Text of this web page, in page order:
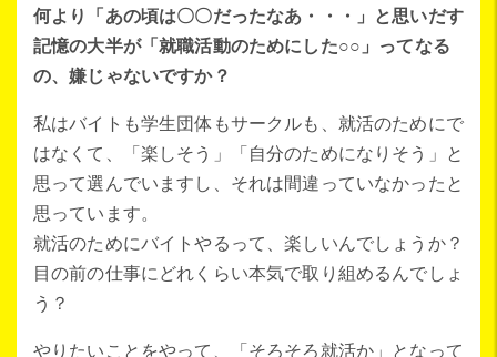
何より「あの頃は〇〇だったなあ・・・」と思いだす
記憶の大半が「就職活動のためにした○○」ってなる
の、嫌じゃないですか？
私はバイトも学生団体もサークルも、就活のためにで
はなくて、「楽しそう」「自分のためになりそう」と
思って選んでいますし、それは間違っていなかったと
思っています。
就活のためにバイトやるって、楽しいんでしょうか？
目の前の仕事にどれくらい本気で取り組めるんでしょ
う？
やりたいことをやって、「そろそろ就活か」となって